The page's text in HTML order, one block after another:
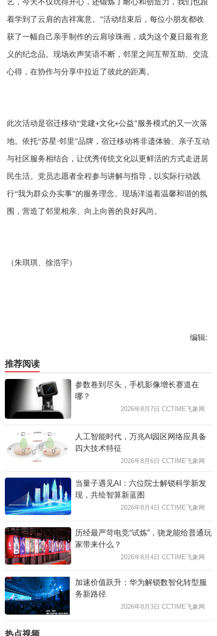
艺，今天不仅玩得开心，还锻炼了耐心和创造力，我们也跟
着学到了云肩的吉祥寓意。”活动结束后，每位小朋友都收
获了一幅自己亲手制作的云肩珍珠画，成为这个夏日最有意
义的纪念品。现场欢声笑语不断，邻里之间互帮互助、交流
心得，在协作与分享中拉近了彼此的距离。
此次活动是宿迁移动“党建+文化+公益”服务模式的又一次落
地。依托“苏星·邻里”品牌，宿迁移动将非遗体验、亲子互动
与社区服务相结合，让优秀传统文化以更鲜活的方式走进居
民生活。党员志愿者全程参与讲解与指导，以实际行动践
行“我为群众办实事”的服务理念。现场洋溢着温馨和谐的氛
围，营造了邻里相亲、向上向善的良好风尚。
（朱琪琪、徐浩宇）
编辑:
推荐阅读
参数卷到尽头，手机影像增长赛道在
哪？
2026年8月7日 CCTIME飞象网
人工智能时代，万兆AI园区网络应具备
四大技术特征
2026年8月6日 CCTIME飞象网
当量子遇见AI：六位院士解锁科学新发
现，共绘智算新蓝图
2026年8月4日 CCTIME飞象网
历经最严苛电竞“试炼”，骁龙能给普通玩
家带来什么？
2026年8月4日 CCTIME飞象网
加速价值跃升：华为解锁数智化转型服
务新路径
2026年8月3日 CCTIME飞象网
热点视频